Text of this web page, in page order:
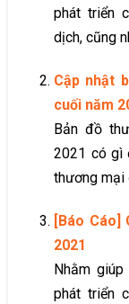
phát triển
dịch, cũng
Cập nhật
cuối năm
Bản đồ
2021 có gì
thương mại
[Báo
2021
Nhằm
phát triển